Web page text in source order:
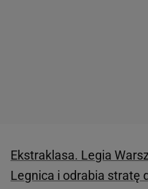
Ekstraklasa. Legia
Legnica i odrabia stratę